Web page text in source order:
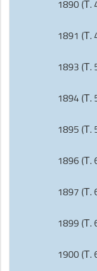
1890 (Т.
1891 (Т.
1893 (Т.
1894 (Т.
1895 (Т.
1896 (Т.
1897 (Т.
1899 (Т.
1900 (Т.